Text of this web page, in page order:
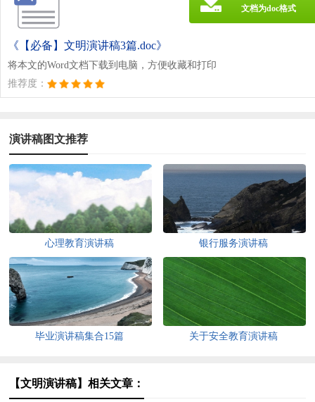
《【必备】文明演讲稿3篇.doc》
将本文的Word文档下载到电脑，方便收藏和打印
推荐度：
文档为doc格式
演讲稿图文推荐
心理教育演讲稿 银行服务演讲稿
毕业演讲稿集合15篇 关于安全教育演讲稿
【文明演讲稿】相关文章：